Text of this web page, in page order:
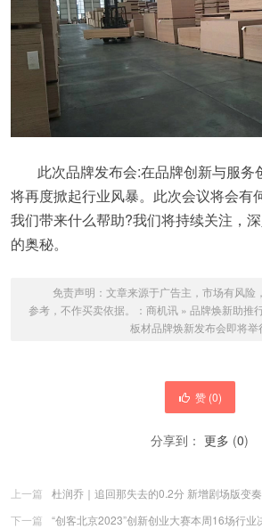
此次品牌发布会:在品牌创新与服务
将再度掀起行业风暴。此次会议将会有
我们带来什么帮助?我们将持续关注，
的奥秘。
免责声明：文章来源于广告主，市场有风险
参考，不作买卖依据。： 商机讯» 品牌焕新助推
板材品牌焕新发布会即将举
赞 (0)
分享到： 更多 (0)
上一篇
杜润乔｜追回那失去的0.2分 新增剧场版变
下一篇
“创客北京2023”创新创业大赛本周16场行业